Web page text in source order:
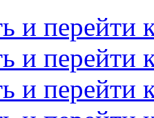
и перейти
и перейти
и перейти